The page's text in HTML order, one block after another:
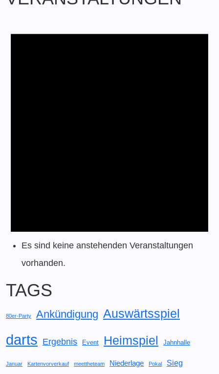
Es sind keine anstehenden Veranstaltungen
vorhanden.
TAGS
80er-Party Ankündigung Auswärtsspiel
darts Ergebnis Event Heimspiel Jahnhalle
Januar Kartenvorverkauf meettheteam Niederlage Pokal Sieg